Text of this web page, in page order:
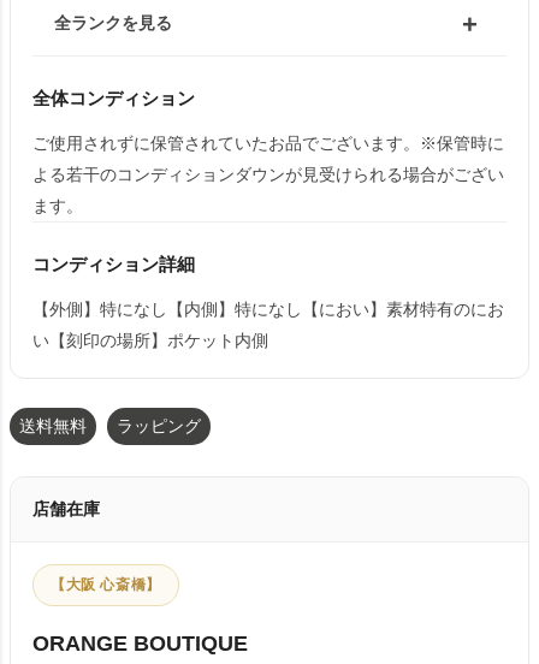
全ランクを見る
全体コンディション
ご使用されずに保管されていたお品でございます。※保管時に
よる若干のコンディションダウンが見受けられる場合がござい
ます。
コンディション詳細
【外側】特になし【内側】特になし【におい】素材特有のにお
い【刻印の場所】ポケット内側
送料無料 ラッピング
店舗在庫
【大阪 心斎橋】
ORANGE BOUTIQUE